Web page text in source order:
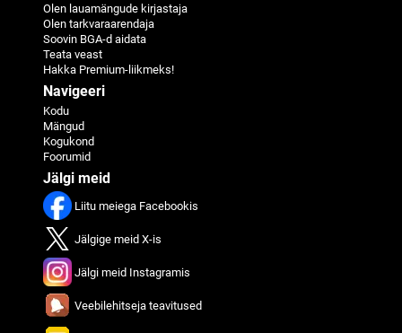
Olen lauamängude kirjastaja
Olen tarkvaraarendaja
Soovin BGA-d aidata
Teata veast
Hakka Premium-liikmeks!
Navigeeri
Kodu
Mängud
Kogukond
Foorumid
Jälgi meid
Liitu meiega Facebookis
Jälgige meid X-is
Jälgi meid Instagramis
Veebilehitseja teavitused